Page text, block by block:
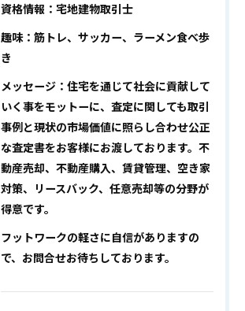
資格情報：宅地建物取引士
趣味：筋トレ、サッカー、ラーメン食べ歩
き
メッセージ：住宅を通じて社会に貢献して
いく事をモットーに、査定に関しても取引
事例と現状の市場価値に照らし合わせ公正
な査定書をお客様にお渡しております。不
動産売却、不動産購入、賃貸管理、空き家
対策、リースバック、任意売却等の分野が
得意です。
フットワークの軽さに自信がありますの
で、お問合せお待ちしております。